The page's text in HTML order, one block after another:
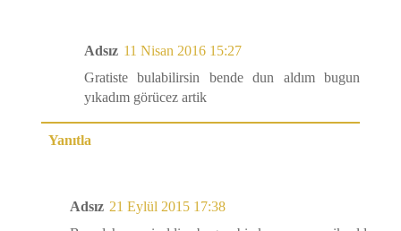
Adsız 11 Nisan 2016 15:27
Gratiste bulabilirsin bende dun aldım bugun
yıkadım görücez artik
Yanıtla
Adsız 21 Eylül 2015 17:38